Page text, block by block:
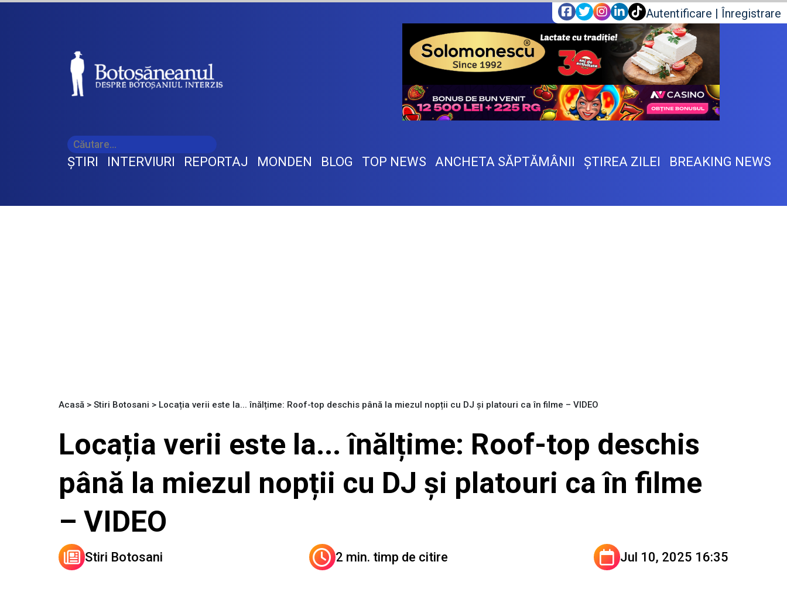
Autentificare | Înregistrare
ŞTIRI INTERVIURI REPORTAJ MONDEN BLOG TOP NEWS ANCHETA SĂPTĂMÂNII ŞTIREA ZILEI BREAKING NEWS
Acasă > Stiri Botosani > Locația verii este la... înălțime: Roof-top deschis până la miezul nopții cu DJ și platouri ca în filme – VIDEO
Locația verii este la... înălțime: Roof-top deschis
până la miezul nopții cu DJ și platouri ca în filme
– VIDEO
Stiri Botosani 2 min. timp de citire Jul 10, 2025 16:35